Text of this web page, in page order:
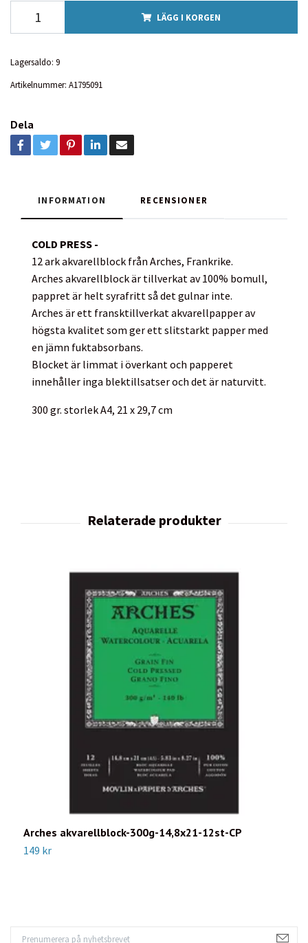
LÄGG I KORGEN
Lagersaldo: 9
Artikelnummer: A1795091
Dela
INFORMATION RECENSIONER
COLD PRESS -
12 ark akvarellblock från Arches, Frankrike.
Arches akvarellblock är tillverkat av 100% bomull,
pappret är helt syrafritt så det gulnar inte.
Arches är ett fransktillverkat akvarellpapper av
högsta kvalitet som ger ett slitstarkt papper med
en jämn fuktabsorbans.
Blocket är limmat i överkant och papperet
innehåller inga blektillsatser och det är naturvitt.
300 gr. storlek A4, 21 x 29,7 cm
Arches akvarellblock-300g-14,8x21-12st-CP
149 kr